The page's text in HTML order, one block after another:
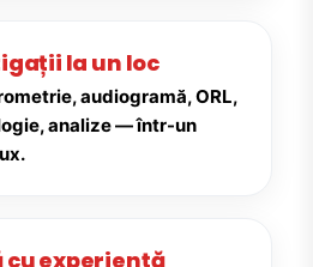
la un loc
audiogramă, ORL,
analize — într-un
cu experiență